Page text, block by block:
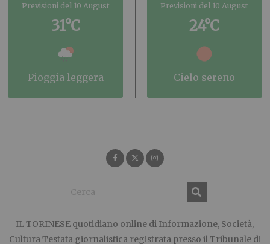
Previsioni del 10 August
31°C
pioggia leggera
Previsioni del 10 August
24°C
cielo sereno
IL TORINESE quotidiano online di Informazione, Società,
Cultura Testata giornalistica registrata presso il Tribunale di